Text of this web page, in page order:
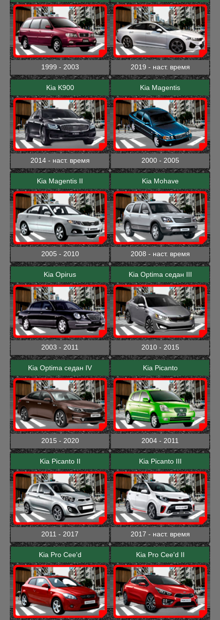
1999 - 2003 2019 - наст. время
Kia K900
2014 - наст. время
Kia Magentis
2000 - 2005
Kia Magentis II
2005 - 2010
Kia Mohave
2008 - наст. время
Kia Opirus
2003 - 2011
Kia Optima седан III
2010 - 2015
Kia Optima седан IV
2015 - 2020
Kia Picanto
2004 - 2011
Kia Picanto II
2011 - 2017
Kia Picanto III
2017 - наст. время
Kia Pro Cee'd Kia Pro Cee'd II